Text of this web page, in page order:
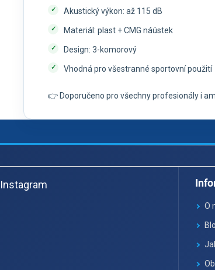
Akustický výkon: až 115 dB
Materiál: plast + CMG náústek
Design: 3-komorový
Vhodná pro všestranné sportovní použití
👉 Doporučeno pro všechny profesionály i
á
pInstagram
O